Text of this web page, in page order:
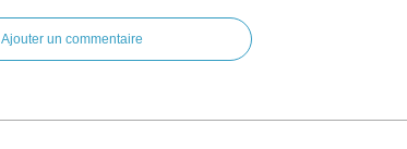
Ajouter un commentaire